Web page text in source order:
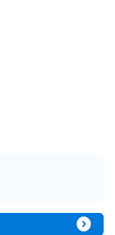
expand_circle_right